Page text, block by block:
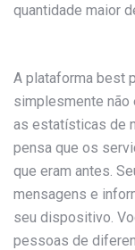
quantidade maior
A plataforma best
simplesmente
as estatísticas de
pensa que os
que eram antes.
mensagens e
seu dispositivo.
pessoas de